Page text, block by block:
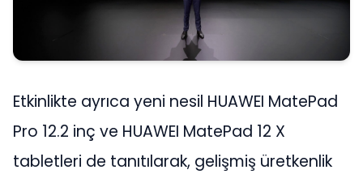
Etkinlikte ayrıca yeni nesil HUAWEI MatePad
Pro 12.2 inç ve HUAWEI MatePad 12 X
tabletleri de tanıtılarak, gelişmiş üretkenlik